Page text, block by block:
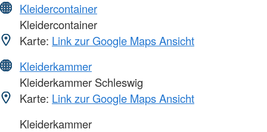
Kleidercontainer
Kleidercontainer
Karte: Link zur Google Maps Ansicht
Kleiderkammer
Kleiderkammer Schleswig
Karte: Link zur Google Maps Ansicht
Kleiderkammer